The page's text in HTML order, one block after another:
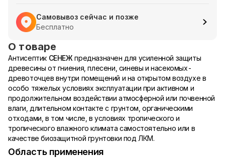
Самовывоз сейчас и позже
Бесплатно
О товаре
Антисептик СЕНЕЖпредназначен для усиленной защиты
древесины от гниения, плесени, синевы и насекомых-
древоточцев внутри помещений и на открытом воздухе в
особо тяжелых условиях эксплуатации при активном и
продолжительном воздействии атмосферной или почвенной
влаги, длительном контакте с грунтом, органическими
отходами, в том числе, в условиях тропического и
тропического влажного климата самостоятельно или в
качестве биозащитной грунтовки под ЛКМ.
Область применения